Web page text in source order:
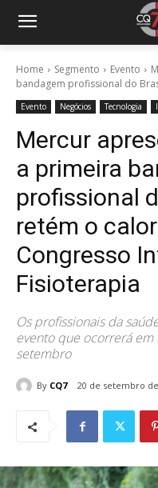
Home Segmento Evento
bandagem profissional do
Evento Negócios Tecnologia
Mercur
a primeira
profissional
retém o
Congresso
Fisioterapia
Os profissionais da
evento que ocorrerá em
setembro
By CQ7 20 de setembro